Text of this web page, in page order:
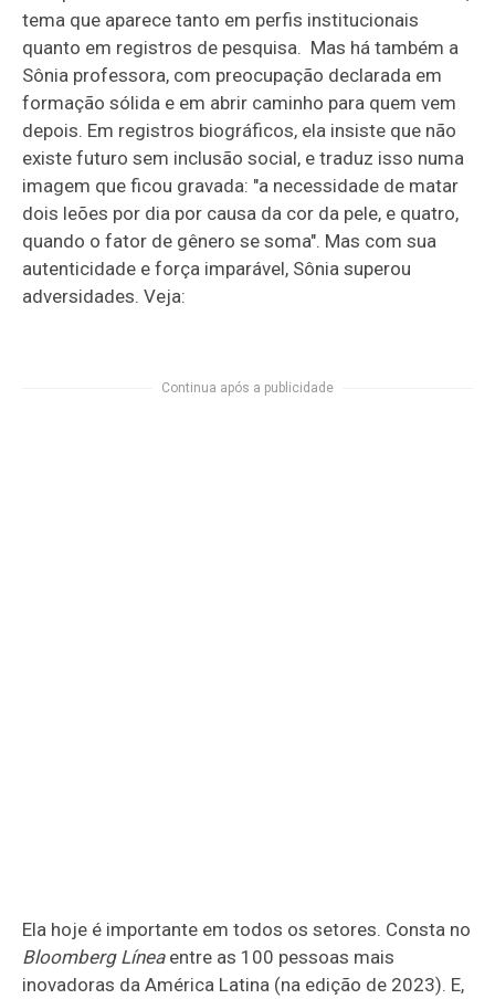
tema que aparece tanto em perfis institucionais
quanto em registros de pesquisa. Mas há também a
Sônia professora, com preocupação declarada em
formação sólida e em abrir caminho para quem vem
depois. Em registros biográficos, ela insiste que não
existe futuro sem inclusão social, e traduz isso numa
imagem que ficou gravada: "a necessidade de matar
dois leões por dia por causa da cor da pele, e quatro,
quando o fator de gênero se soma". Mas com sua
autenticidade e força imparável, Sônia superou
adversidades. Veja:
Continua após a publicidade
Ela hoje é importante em todos os setores. Consta no
Bloomberg Líneaentre as 100 pessoas mais
inovadoras da América Latina (na edição de 2023). E,